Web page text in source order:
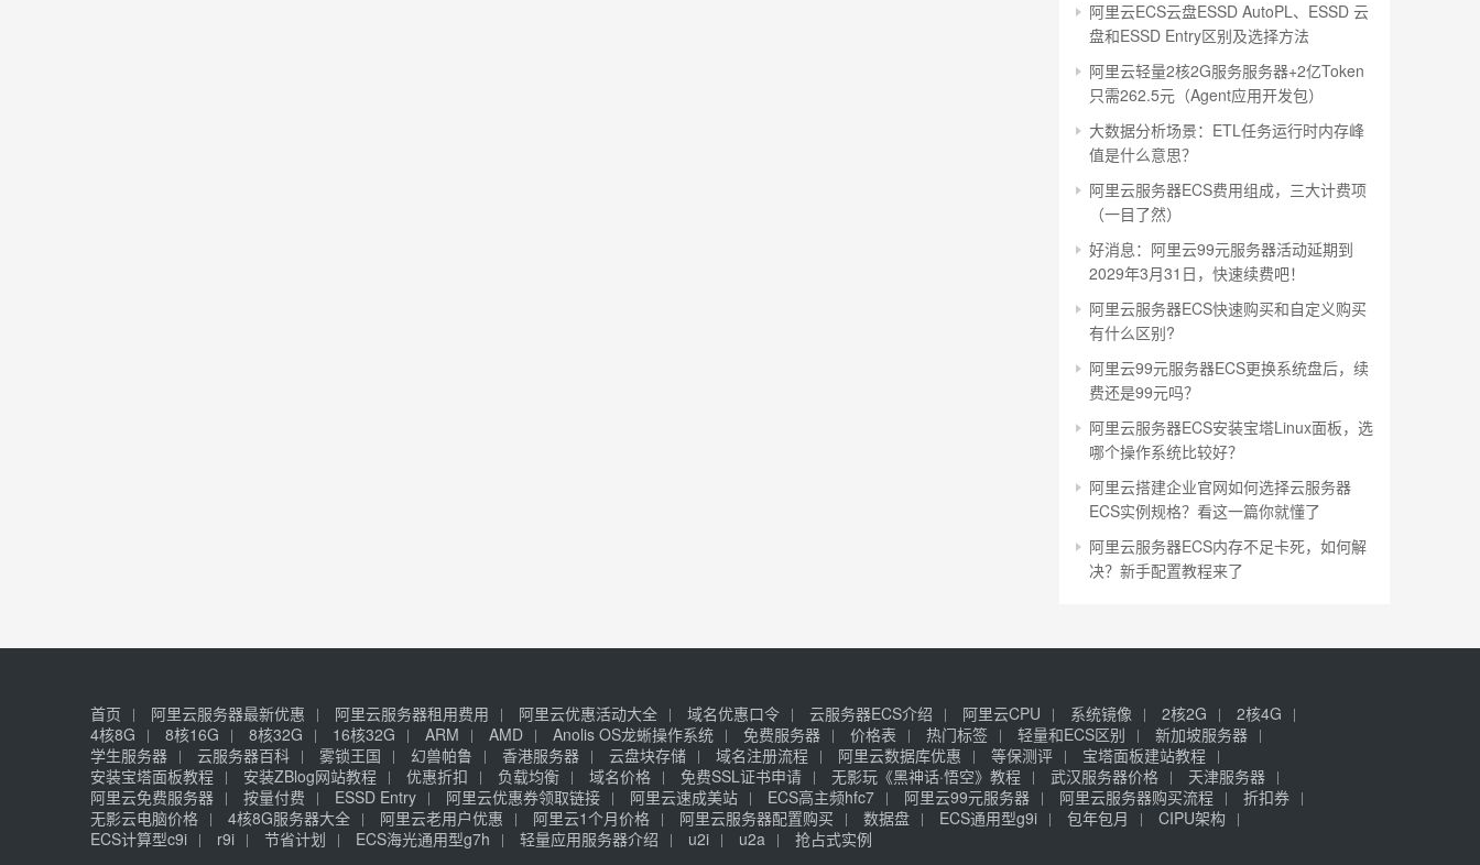
阿里云ECS云盘ESSD AutoPL、ESSD 云
盘和ESSD Entry区别及选择方法
阿里云轻量2核2G服务服务器+2亿Token
只需262.5元（Agent应用开发包）
大数据分析场景：ETL任务运行时内存峰
值是什么意思？
阿里云服务器ECS费用组成，三大计费项
（一目了然）
好消息：阿里云99元服务器活动延期到
2029年3月31日，快速续费吧！
阿里云服务器ECS快速购买和自定义购买
有什么区别?
阿里云99元服务器ECS更换系统盘后，续
费还是99元吗？
阿里云服务器ECS安装宝塔Linux面板，选
哪个操作系统比较好？
阿里云搭建企业官网如何选择云服务器
ECS实例规格？看这一篇你就懂了
阿里云服务器ECS内存不足卡死，如何解
决？新手配置教程来了
首页 阿里云服务器最新优惠 阿里云服务器租用费用 阿里云优惠活动大全 域名优惠口令 云服务器ECS介绍 阿里云CPU 系统镜像 2核2G
2核4G
4核8G
8核16G 8核32G 16核32G ARM AMD Anolis OS龙蜥操作系统 免费服务器 价格表 热门标签 轻量和ECS区别
新加坡服务器
学生服务器
云服务器百科 雾锁王国 幻兽帕鲁 香港服务器 云盘块存储 域名注册流程 阿里云数据库优惠 等保测评
宝塔面板建站教程
安装宝塔面板教程
安装ZBlog网站教程 优惠折扣 负载均衡 域名价格 免费SSL证书申请 无影玩《黑神话·悟空》教程 武汉服务器价格
天津服务器
阿里云免费服务器
按量付费 ESSD Entry 阿里云优惠券领取链接 阿里云速成美站 ECS高主频hfc7 阿里云99元服务器 阿里云服务器购买流程
折扣券
无影云电脑价格
4核8G服务器大全 阿里云老用户优惠 阿里云1个月价格 阿里云服务器配置购买 数据盘 ECS通用型g9i 包年包月
CIPU架构
ECS计算型c9i
r9i 节省计划 ECS海光通用型g7h 轻量应用服务器介绍 u2i u2a
抢占式实例